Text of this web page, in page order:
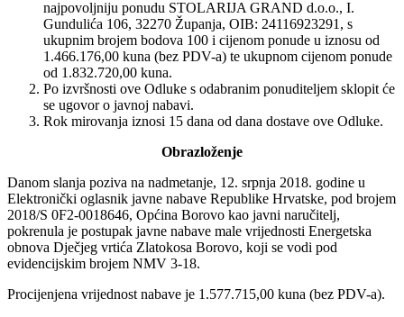
najpovoljniju ponudu STOLARIJA GRAND d.o.o., I.
Gundulića 106, 32270 Županja, OIB: 24116923291, s
ukupnim brojem bodova 100 i cijenom ponude u iznosu od
1.466.176,00 kuna (bez PDV-a) te ukupnom cijenom ponude
od 1.832.720,00 kuna.
Po izvršnosti ove Odluke s odabranim ponuditeljem sklopit će
se ugovor o javnoj nabavi.
Rok mirovanja iznosi 15 dana od dana dostave ove Odluke.
Obrazloženje
Danom slanja poziva na nadmetanje, 12. srpnja 2018. godine u
Elektronički oglasnik javne nabave Republike Hrvatske, pod brojem
2018/S 0F2-0018646, Općina Borovo kao javni naručitelj,
pokrenula je postupak javne nabave male vrijednosti Energetska
obnova Dječjeg vrtića Zlatokosa Borovo, koji se vodi pod
evidencijskim brojem NMV 3-18.
Procijenjena vrijednost nabave je 1.577.715,00 kuna (bez PDV-a).